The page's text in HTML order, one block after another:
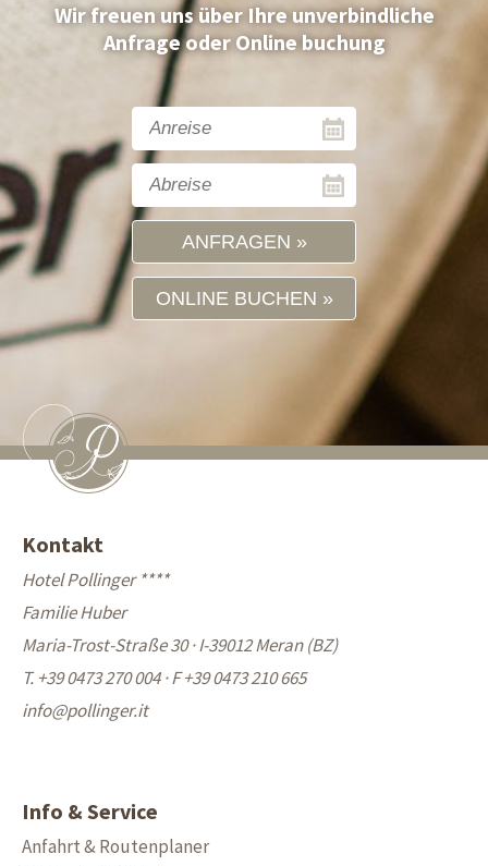
Wir freuen uns über Ihre unverbindliche
Anfrage oder Online buchung
ANFRAGEN
ONLINE BUCHEN
Kontakt
Hotel Pollinger ****
Familie Huber
Maria-Trost-Straße 30 · I-39012 Meran (BZ)
T. +39 0473 270 004·F +39 0473 210 665
info@pollinger.it
Info & Service
Anfahrt & Routenplaner